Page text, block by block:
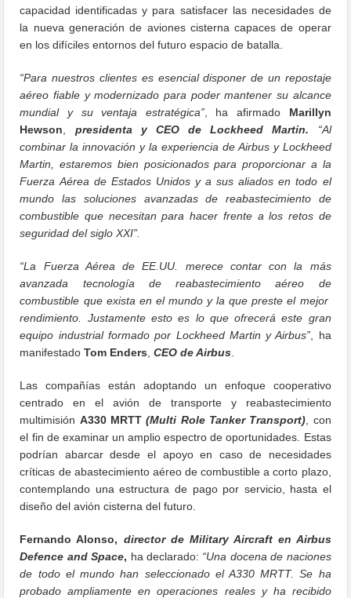
capacidad identificadas y para satisfacer las necesidades de
la nueva generación de aviones cisterna capaces de operar
en los difíciles entornos del futuro espacio de batalla.
“Para nuestros clientes es esencial disponer de un repostaje
aéreo fiable y modernizado para poder mantener su alcance
mundial y su ventaja estratégica”, ha afirmado Marillyn
Hewson
presidenta y CEO de Lockheed Martin.
“Al
combinar la innovación y la experiencia de Airbus y Lockheed
Martin, estaremos bien posicionados para proporcionar a la
Fuerza Aérea de Estados Unidos y a sus aliados en todo el
mundo las soluciones avanzadas de reabastecimiento de
combustible que necesitan para hacer frente a los retos de
seguridad del siglo XXI”.
“La Fuerza Aérea de EE.UU. merece contar con la más
avanzada tecnología de reabastecimiento aéreo de
combustible que exista en el mundo y la que preste el mejor
rendimiento. Justamente esto es lo que ofrecerá este gran
equipo industrial formado por Lockheed Martin y Airbus” , ha
manifestado Tom Enders ,CEO de Airbus
Las compañías están adoptando un enfoque cooperativo
centrado en el avión de transporte y reabastecimiento
multimisión A330 MRTT(Multi Role Tanker Transport) , con
el fin de examinar un amplio espectro de oportunidades. Estas
podrían abarcar desde el apoyo en caso de necesidades
críticas de abastecimiento aéreo de combustible a corto plazo,
contemplando una estructura de pago por servicio, hasta el
diseño del avión cisterna del futuro.
Fernando Alonso, director de Military Aircraft en Airbus
Defence and Space, ha declarado: “Una docena de naciones
de todo el mundo han seleccionado el A330 MRTT. Se ha
probado ampliamente en operaciones reales y ha recibido